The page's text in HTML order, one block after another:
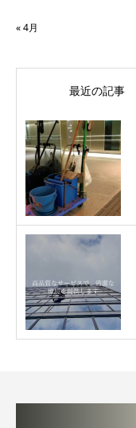
« 4月
最近の記事